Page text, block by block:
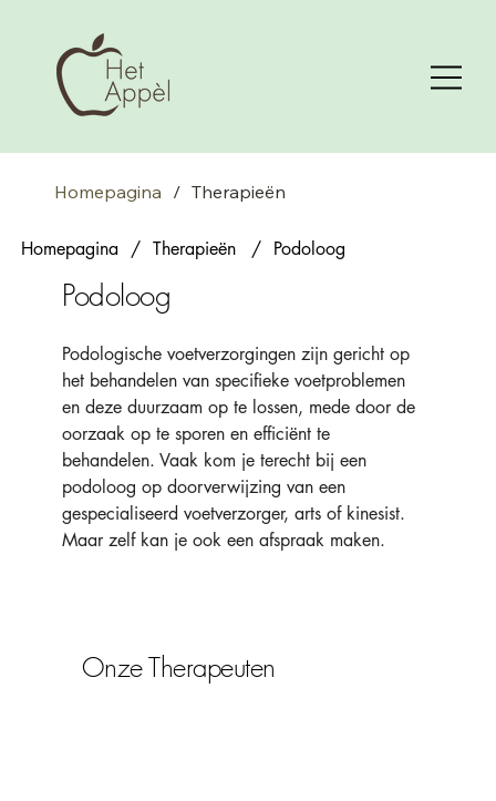
Homepagina / Therapieën
Homepagina / Therapieën / Podoloog
Podoloog
Podologische voetverzorgingen zijn gericht op
het behandelen van specifieke voetproblemen
en deze duurzaam op te lossen, mede door de
oorzaak op te sporen en efficiënt te
behandelen. Vaak kom je terecht bij een
podoloog op doorverwijzing van een
gespecialiseerd voetverzorger, arts of kinesist.
Maar zelf kan je ook een afspraak maken.
Onze Therapeuten